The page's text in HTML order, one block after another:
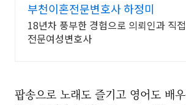
부천이혼전문변호사 하정미
18년차 풍부한 경험으로 의뢰인과 직
전문여성변호사
팝송으로 노래도 즐기고 영어도 배